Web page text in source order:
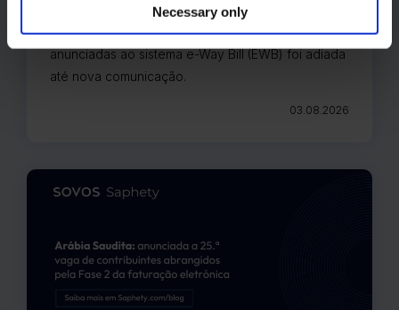
Necessary only
informando todas as partes interessadas de que a
implementação das melhorias recentemente
anunciadas ao sistema e-Way Bill (EWB) foi adiada
até nova comunicação.
03.08.2026